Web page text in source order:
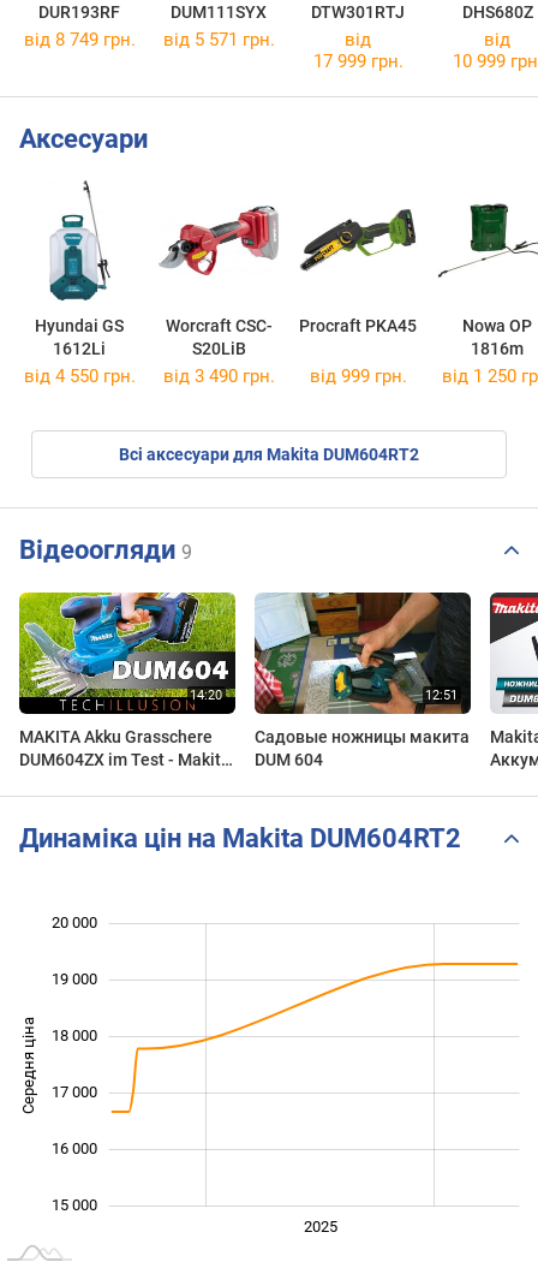
DUR193RF
DUM111SYX
DTW301RTJ
DHS680Z
від 8 749 грн. від 5 571 грн.
від
17 999 грн.
від
10 999
Аксесуари
Hyundai GS
1612Li
Worcraft CSC-
S20LiB
Procraft PKA45
Nowa OP
1816m
від 4 550 грн. від 3 490 грн. від 999 грн. від 1 250
Всі аксесуари для Makita DUM604RT2
Відеоогляди 9
MAKITA Akku Grasschere
DUM604ZX im Test - Makita
Садовые ножницы макита
DUM 604
Динаміка цін на Makita DUM604RT2
Середня ціна
15 000
16 000
17 000
18 000
19 000
20 000
2025